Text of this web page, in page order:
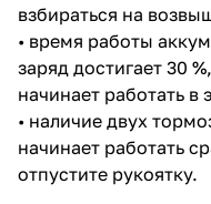
взбираться на
• время работы
заряд достигает 30
начинает работать
• наличие двух
начинает работать
отпустите рукоятку.